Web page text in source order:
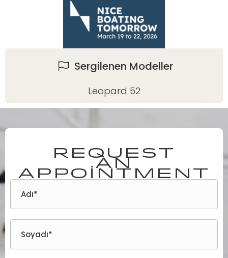
Sergilenen Modeller
Leopard 52
Request
an
appointment